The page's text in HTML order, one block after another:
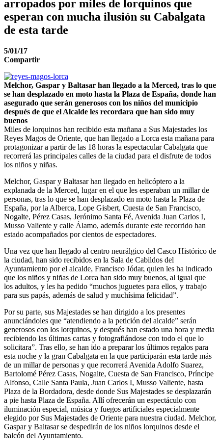
arropados por miles de lorquinos que
esperan con mucha ilusión su Cabalgata
de esta tarde
5/01/17
Compartir
Melchor, Gaspar y Baltasar han llegado a la Merced, tras lo que
se han desplazado en moto hasta la Plaza de España, donde han
asegurado que serán generosos con los niños del municipio
después de que el Alcalde les recordara que han sido muy
buenos
Miles de lorquinos han recibido esta mañana a Sus Majestades los
Reyes Magos de Oriente, que han llegado a Lorca esta mañana para
protagonizar a partir de las 18 horas la espectacular Cabalgata que
recorrerá las principales calles de la ciudad para el disfrute de todos
los niños y niñas.
Melchor, Gaspar y Baltasar han llegado en helicóptero a la
explanada de la Merced, lugar en el que les esperaban un millar de
personas, tras lo que se han desplazado en moto hasta la Plaza de
España, por la Alberca, Lope Gisbert, Cuesta de San Francisco,
Nogalte, Pérez Casas, Jerónimo Santa Fé, Avenida Juan Carlos I,
Musso Valiente y calle Álamo, además durante este recorrido han
estado acompañados por cientos de espectadores.
Una vez que han llegado al centro neurálgico del Casco Histórico de
la ciudad, han sido recibidos en la Sala de Cabildos del
Ayuntamiento por el alcalde, Francisco Jódar, quien les ha indicado
que los niños y niñas de Lorca han sido muy buenos, al igual que
los adultos, y les ha pedido “muchos juguetes para ellos, y trabajo
para sus papás, además de salud y muchísima felicidad”.
Por su parte, sus Majestades se han dirigido a los presentes
anunciándoles que “atendiendo a la petición del alcalde” serán
generosos con los lorquinos, y después han estado una hora y media
recibiendo las últimas cartas y fotografiándose con todo el que lo
solicitara”. Tras ello, se han ido a preparar los últimos regalos para
esta noche y la gran Cabalgata en la que participarán esta tarde más
de un millar de personas y que recorrerá Avenida Adolfo Suarez,
Bartolomé Pérez Casas, Nogalte, Cuesta de San Francisco, Príncipe
Alfonso, Calle Santa Paula, Juan Carlos I, Musso Valiente, hasta
Plaza de la Bordadora, desde donde Sus Majestades se desplazarán
a pie hasta Plaza de España. Allí ofrecerán un espectáculo con
iluminación especial, música y fuegos artificiales especialmente
elegido por Sus Majestades de Oriente para nuestra ciudad. Melchor,
Gaspar y Baltasar se despedirán de los niños lorquinos desde el
balcón del Ayuntamiento.